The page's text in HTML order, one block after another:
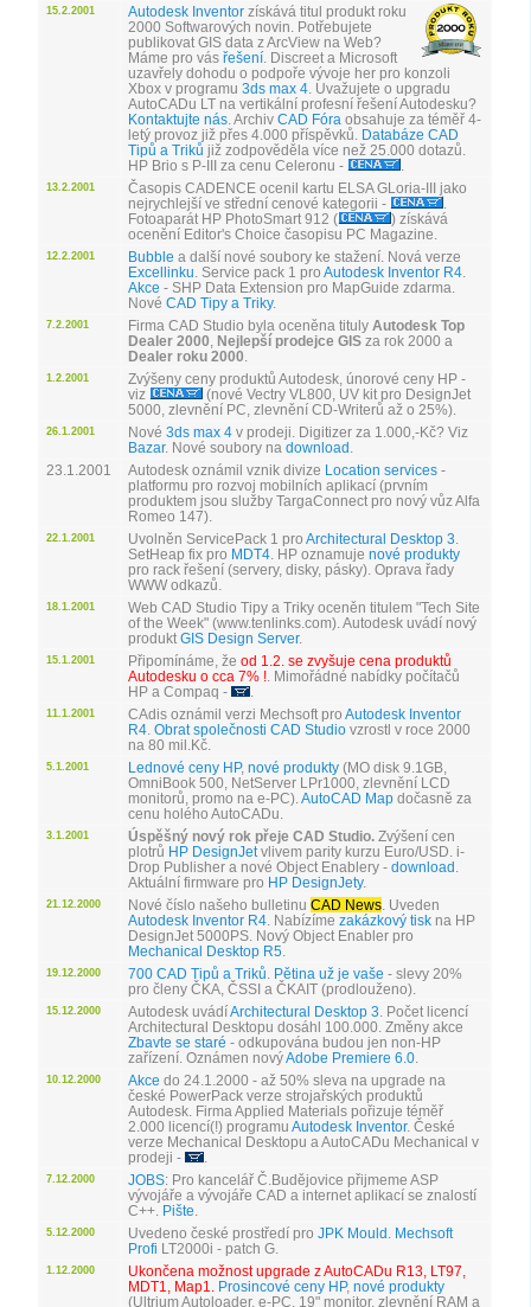
15.2.2001 Autodesk Inventor získává titul produkt roku
2000 Softwarových novin. Potřebujete
publikovat GIS data z ArcView na Web?
Máme pro vás řešení . Discreet a Microsoft
uzavřely dohodu o podpoře vývoje her pro konzoli
Xbox v programu 3ds max 4 . Uvažujete o upgradu
AutoCADu LT na vertikální profesní řešení Autodesku?
Kontaktujte nás . Archiv CAD Fóra obsahuje za téměř 4-
letý provoz již přes 4.000 příspěvků. Databáze CAD
Tipů a Triků již zodpověděla více než 25.000 dotazů.
HP Brio s P-III za cenu Celeronu -
13.2.2001
Časopis CADENCE ocenil kartu ELSA GLoria-III jako
nejrychlejší ve střední cenové kategorii -
Fotoaparát HP PhotoSmart 912 (
) získává
ocenění Editor's Choice časopisu PC Magazine.
12.2.2001 Bubble a další nové soubory ke stažení. Nová verze
Excellinku . Service pack 1 pro Autodesk Inventor R4
Akce - SHP Data Extension pro MapGuide zdarma.
Nové CAD Tipy a Triky.
7.2.2001 Firma CAD Studio byla oceněna tituly Autodesk Top
Dealer 2000
Nejlepší prodejce GIS za rok 2000 a
Dealer roku 2000
1.2.2001
Zvýšeny ceny produktů Autodesk, únorové ceny HP -
viz
(nové Vectry VL800, UV kit pro DesignJet
5000, zlevnění PC, zlevnění CD-Writerů až o 25%).
26.1.2001 Nové 3ds max 4 v prodeji. Digitizer za 1.000,-Kč? Viz
Bazar. Nové soubory na download
23.1.2001
Autodesk oznámil vznik divize Location services -
platformu pro rozvoj mobilních aplikací (prvním
produktem jsou služby TargaConnect pro nový vůz Alfa
Romeo 147).
22.1.2001 Uvolněn ServicePack 1 pro Architectural Desktop 3
SetHeap fix pro MDT4 . HP oznamuje nové produkty
pro rack řešení (servery, disky, pásky). Oprava řady
WWW odkazů.
18.1.2001
Web CAD Studio Tipy a Triky oceněn titulem "Tech Site
of the Week" (www.tenlinks.com). Autodesk uvádí nový
produkt GIS Design Server.
15.1.2001 Připomínáme, že od 1.2. se zvyšuje cena produktů
Autodesku o cca 7% ! . Mimořádné nabídky počítačů
HP a Compaq -
11.1.2001 CAdis oznámil verzi Mechsoft pro Autodesk Inventor
R4 Obrat společnosti CAD Studio vzrostl v roce 2000
na 80 mil.Kč.
5.1.2001 Lednové ceny HP, nové produkty (MO disk 9.1GB,
OmniBook 500, NetServer LPr1000, zlevnění LCD
monitorů, promo na e-PC). AutoCAD Map dočasně za
cenu holého AutoCADu.
3.1.2001 Úspěšný nový rok přeje CAD Studio. Zvýšení cen
plotrů HP DesignJetvlivem parity kurzu Euro/USD. i-
Drop Publisher a nové Object Enablery - download
Aktuální firmware pro HP DesignJety.
21.12.2000 Nové číslo našeho bulletinu CAD News . Uveden
Autodesk Inventor R4 . Nabízíme zakázkový tisk na HP
DesignJet 5000PS. Nový Object Enabler pro
Mechanical Desktop R5
19.12.2000 700 CAD Tipů a Triků Pětina už je vaše - slevy 20%
pro členy ČKA, ČSSI a ČKAIT (prodlouženo).
15.12.2000 Autodesk uvádíArchitectural Desktop 3 . Počet licencí
Architectural Desktopu dosáhl 100.000. Změny akce
Zbavte se staré - odkupována budou jen non-HP
zařízení. Oznámen novýAdobe Premiere 6.0
10.12.2000 Akce do 24.1.2000 - až 50% sleva na upgrade na
české PowerPack verze strojařských produktů
Autodesk. Firma Applied Materials pořizuje téměř
2.000 licencí(!) programu Autodesk Inventor. České
verze Mechanical Desktopu a AutoCADu Mechanical v
prodeji -
7.12.2000 JOBS: Pro kancelář Č.Budějovice přijmeme ASP
vývojáře a vývojáře CAD a internet aplikací se znalostí
C++. Pište
5.12.2000 Uvedeno české prostředí pro JPK Mould
Mechsoft
Profi LT2000i - patch G.
1.12.2000
Ukončena možnost upgrade z AutoCADu R13, LT97,
MDT1, Map1.
Prosincové ceny HP, nové produkty
(Ultrium Autoloader, e-PC, 19" monitor, zlevnění RAM a